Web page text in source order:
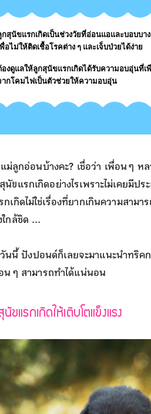
กสุนัขแรกเกิดเป็นช่วงวัยที่อ่อนแอและบอบบา
พื่อไม่ให้ติดเชื้อโรคต่าง ๆ และเจ็บป่วยได้ง่าย
องดูแลให้ลูกสุนัขแรกเกิดได้รับความอบอุ่นที่เ
ากโคมไฟเป็นตัวช่วยให้ความอบอุ่น
ลูกอ่อนบ้างคะ? เชื่อว่า เพื่อน ๆ ห
ขแรกเกิดอย่างไรเพราะไม่เคย
กิดไม่ใช่เรื่องที่ยากเกินความสามา
กล้ชิด ...
นนี้ ปังปอนด์ก็เลยจะมาแนะนำทริค
น ๆ สามารถทำได้แน่นอน
แรกเกิดให้เติบโตแข็งแรง